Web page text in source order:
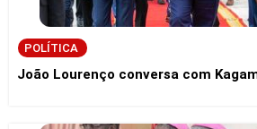
POLÍTICA
João Lourenço conversa com